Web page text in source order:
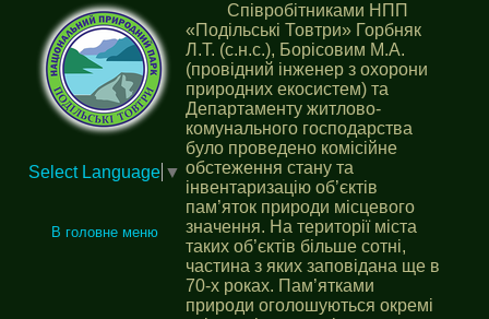
Select Language ▼
В головне меню
Співробітниками НПП
«Подільські Товтри» Горбняк
Л.Т. (с.н.с.), Борісовим М.А.
(провідний інженер з охорони
природних екосистем) та
Департаменту житлово-
комунального господарства
було проведено комісійне
обстеження стану та
інвентаризацію об’єктів
пам’яток природи місцевого
значення. На території міста
таких об’єктів більше сотні,
частина з яких заповідана ще в
70-х роках. Пам’ятками
природи оголошуються окремі